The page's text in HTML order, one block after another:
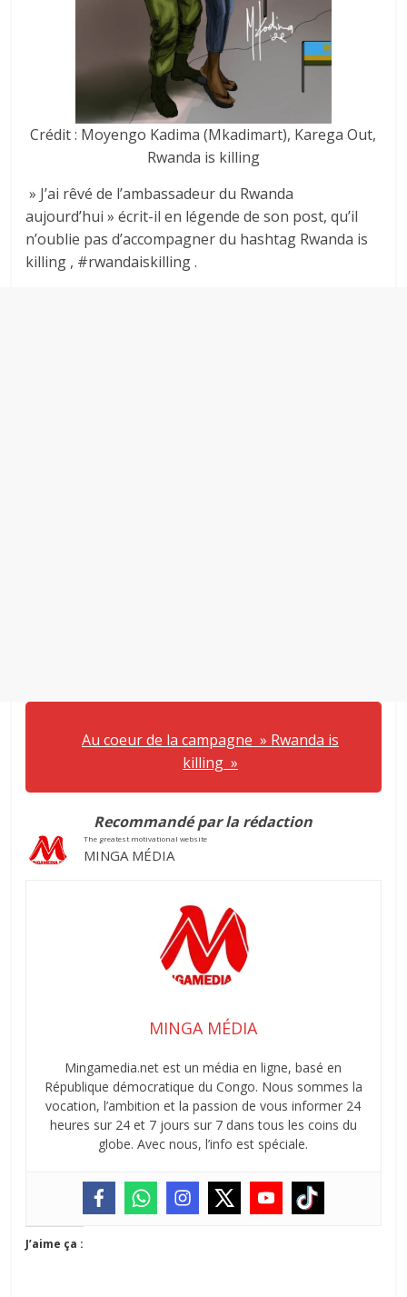
Crédit : Moyengo Kadima (Mkadimart), Karega Out,
Rwanda is killing
» J’ai rêvé de l’ambassadeur du Rwanda
aujourd’hui » écrit-il en légende de son post, qu’il
n’oublie pas d’accompagner du hashtag Rwanda is
killing , #rwandaiskilling .
Au coeur de la campagne » Rwanda is
killing »
Recommandé par la rédaction
The greatest motivational website
MINGA MÉDIA
MINGA MÉDIA
Mingamedia.net est un média en ligne, basé en
République démocratique du Congo. Nous sommes la
vocation, l’ambition et la passion de vous informer 24
heures sur 24 et 7 jours sur 7 dans tous les coins du
globe. Avec nous, l’info est spéciale.
J’aime ça :